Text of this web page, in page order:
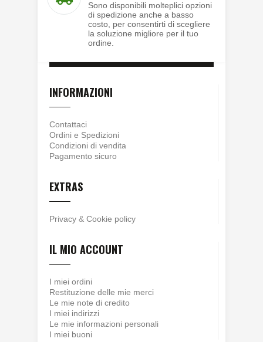
Sono disponibili molteplici opzioni
di spedizione anche a basso
costo, per consentirti di scegliere
la soluzione migliore per il tuo
ordine.
INFORMAZIONI
Contattaci
Ordini e Spedizioni
Condizioni di vendita
Pagamento sicuro
EXTRAS
Privacy & Cookie policy
IL MIO ACCOUNT
I miei ordini
Restituzione delle mie merci
Le mie note di credito
I miei indirizzi
Le mie informazioni personali
I miei buoni